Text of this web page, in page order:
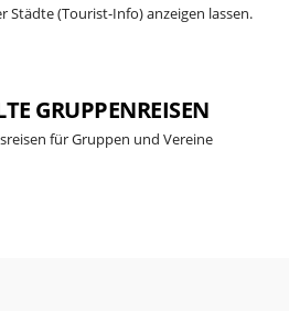
Städte (Tourist-Info) anzeigen lassen.
GRUPPENREISEN
für Gruppen und Vereine